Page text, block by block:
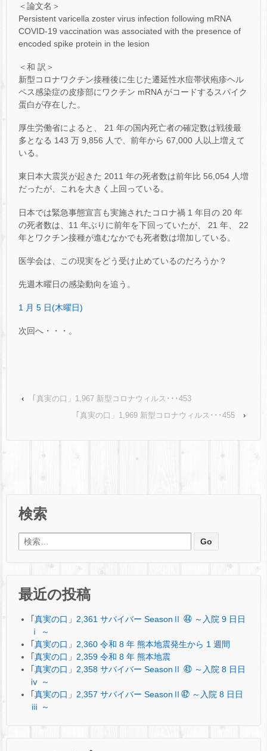
＜論文名＞
Persistent varicella zoster virus infection following mRNA
COVID-19 vaccination was associated with the presence of
encoded spike protein in the lesion
＜和 訳＞
新型コロナワクチン接種後に生じた遷延性水痘帯状疱疹ヘル
ペス感染症の皮疹部にワクチン mRNA がコードするスパイク
蛋白が存在した。
厚生労働省によると、 21 年の国内死亡者の確定数は戦後最
多となる 143 万 9,856 人で、前年から 67,000 人以上増えて
いる。
東日本大震災が起きた 2011 年の死者数は前年比 56,054 人増
だったが、これを大きく上回っている。
日本では緊急事態宣言も実施されたコロナ禍 1 年目の 20 年
の死者数は、11 年ぶりに前年を下回っていたが、 21 年、 22
年とワクチン接種が進むなかでも死者数は増加している。
医学会は、この現実をどう受け止めているのだろうか？
先週木曜日の感染動向を追う。
1 月 5 日(木曜日)
次回へ・・・。
‹
｢真実の口」1,967 新型コロナウィルス･･･453
｢真実の口」1,969 新型コロナウィルス･･･455
›
検索
検索:
最近の投稿
｢真実の口」2,361 サバイバー SeasonⅡ ㊹ ～入院 9 日日
ⅰ ～
｢真実の口」2,360 令和 8 年 熊本地震発生から 1 週間
｢真実の口」2,359 令和 8 年 熊本地震
｢真実の口」2,358 サバイバー SeasonⅡ ㊸ ～入院 8 日日
ⅳ ～
｢真実の口」2,357 サバイバー SeasonⅡ㊷ ～入院 8 日日
ⅲ ～